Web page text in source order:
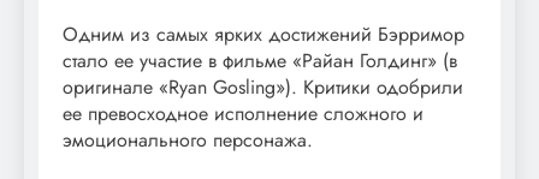
Одним из самых ярких достижений Бэрримор
стало ее участие в фильме «Райан Голдинг» (в
оригинале «Ryan Gosling»). Критики одобрили
ее превосходное исполнение сложного и
эмоционального персонажа.